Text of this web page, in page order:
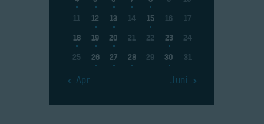
11
12 13 14 15 16
17
18
19 20 21 22 23
24
25
26 27 28 29 30 31
« Apr. Juni »